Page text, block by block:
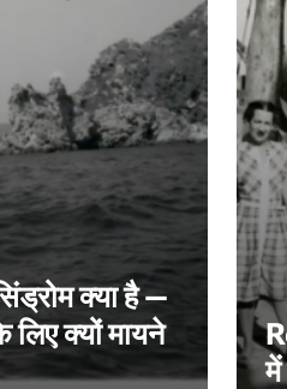
क्या है —
क्यों मायने
में